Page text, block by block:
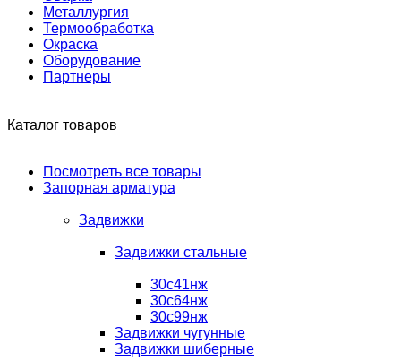
Металлургия
Термообработка
Окраска
Оборудование
Партнеры
Каталог товаров
Посмотреть все товары
Запорная арматура
Задвижки
Задвижки стальные
30с41нж
30с64нж
30с99нж
Задвижки чугунные
Задвижки шиберные